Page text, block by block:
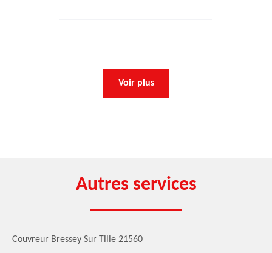
Voir plus
Autres services
Couvreur Bressey Sur Tille 21560